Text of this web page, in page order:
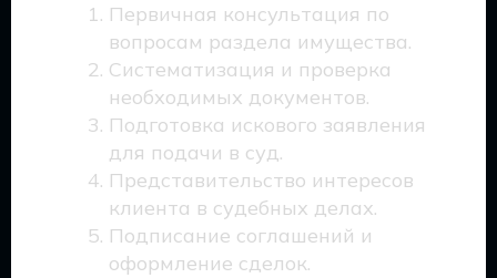
Первичная консультация по
вопросам раздела имущества.
Систематизация и проверка
необходимых документов.
Подготовка искового заявления
для подачи в суд.
Представительство интересов
клиента в судебных делах.
Подписание соглашений и
оформление сделок.